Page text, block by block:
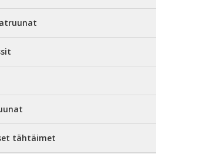
tähtäimet